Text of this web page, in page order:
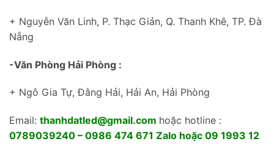
+ Nguyễn Văn Linh, P. Thạc Giản, Q. Thanh Khê, TP. Đà
Nẵng
-Văn Phòng Hải Phòng :
+ Ngô Gia Tự, Đằng Hải, Hải An, Hải Phòng
Email: thanhdatled@gmail.com hoặc hotline :
0789039240 – 0986 474 671 Zalo hoặc 09 1993 12